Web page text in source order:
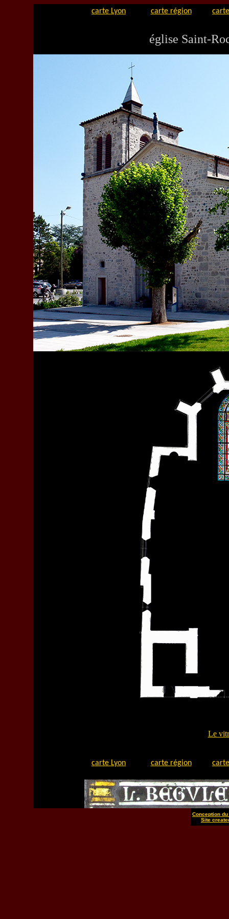
carte Lyon carte région
église Saint-
Le
carte Lyon carte région
Conception
Site